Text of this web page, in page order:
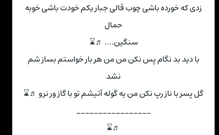
زدی که خورده باشی چوب قالی جبار یکم خودت باشی خوبه
حمال
سنگین…. ♬⌛
با دید بد نگام پس نکن من من هر بار خواستم بساز شم
نشد
گل پسر با ناز رپ نکن من یه گوله آتیشم تو با گاز ور نرو ♬⌛
_________________
♬⌛